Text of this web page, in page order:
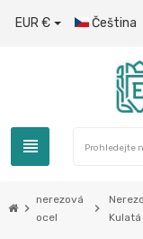
EUR € Čeština
view_headline
chevron_right
nerezová
ocel
chevron_right